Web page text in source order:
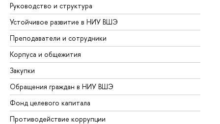
Руководство и структура
Устойчивое развитие в НИУ ВШЭ
Преподаватели и сотрудники
Корпуса и общежития
Закупки
Обращения граждан в НИУ ВШЭ
Фонд целевого капитала
Противодействие коррупции